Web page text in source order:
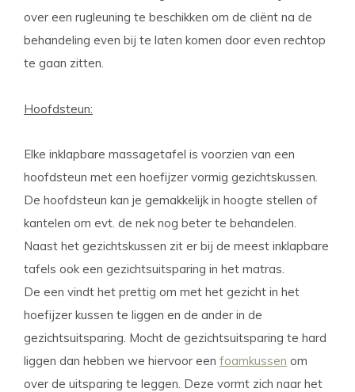
over een rugleuning te beschikken om de cliënt na de
behandeling even bij te laten komen door even rechtop
te gaan zitten.
Hoofdsteun:
Elke inklapbare massagetafel is voorzien van een
hoofdsteun met een hoefijzer vormig gezichtskussen.
De hoofdsteun kan je gemakkelijk in hoogte stellen of
kantelen om evt. de nek nog beter te behandelen.
Naast het gezichtskussen zit er bij de meest inklapbare
tafels ook een gezichtsuitsparing in het matras.
De een vindt het prettig om met het gezicht in het
hoefijzer kussen te liggen en de ander in de
gezichtsuitsparing. Mocht de gezichtsuitsparing te hard
liggen dan hebben we hiervoor een foamkussen om
over de uitsparing te leggen. Deze vormt zich naar het